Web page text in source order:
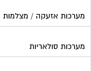
מערכות אזעקה / מצלמות
מערכות סולאריות